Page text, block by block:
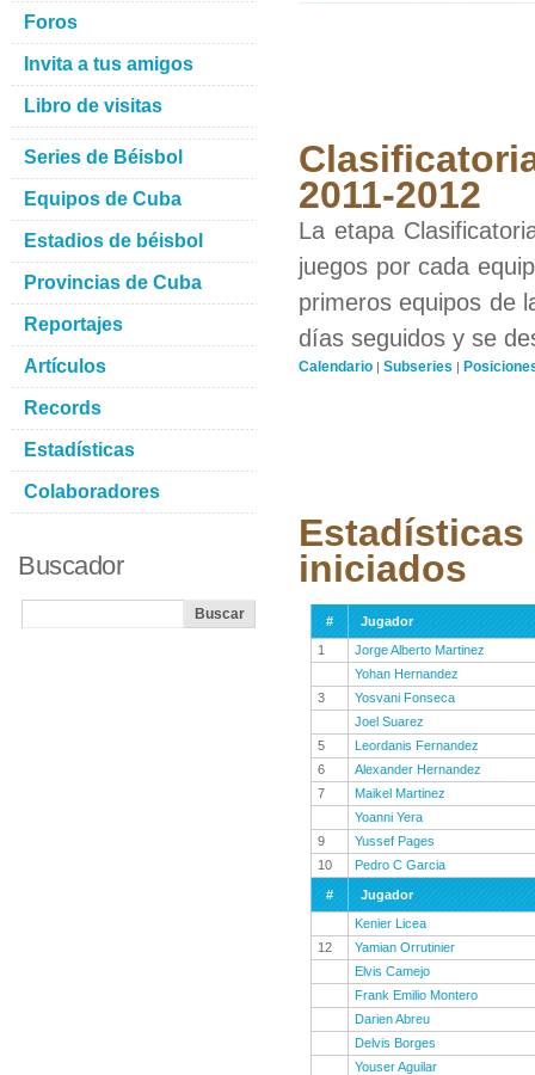
2011-2012
La etapa
juegos por cada
primeros equipos de
días seguidos y se
Calendario | Subseries |
iniciados
#
Jugador
1
Jorge Alberto Martinez
Yohan Hernandez
3
Yosvani Fonseca
Joel Suarez
5
Leordanis Fernandez
6
Alexander Hernandez
7
Maikel Martinez
Yoanni Yera
9
Yussef Pages
10
Pedro C Garcia
#
Jugador
Kenier Licea
12
Yamian Orrutinier
Elvis Camejo
Frank Emilio Montero
Darien Abreu
Delvis Borges
Youser Aguilar
Foros
Invita a tus amigos
Libro de visitas
Series de Béisbol
Equipos de Cuba
Estadios de béisbol
Provincias de Cuba
Reportajes
Artículos
Records
Estadísticas
Colaboradores
Buscador